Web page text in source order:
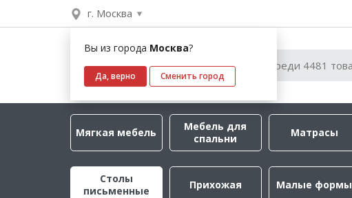
г. Москва
Вы из города Москва?
Да, верно Сменить город
Мягкая мебель
Мебель для
спальни
Матрасы
Столы
письменные
Прихожая Малые формы